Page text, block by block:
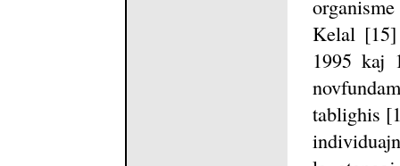
Kelal
1995 kaj
tablighis